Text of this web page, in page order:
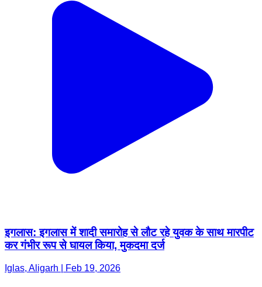
इगलास: इगलास में शादी समारोह से लौट रहे युवक के साथ मारपीट
कर गंभीर रूप से घायल किया, मुकदमा दर्ज
Iglas, Aligarh | Feb 19, 2026